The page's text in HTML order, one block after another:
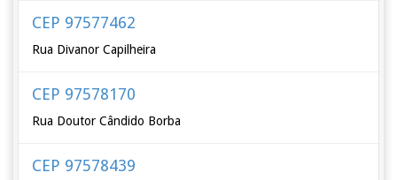
CEP 97577462
Rua Divanor Capilheira
CEP 97578170
Rua Doutor Cândido Borba
CEP 97578439